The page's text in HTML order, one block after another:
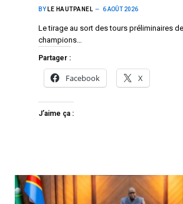
BY LE HAUTPANEL 6 AOÛT 2026
Le tirage au sort des tours préliminaires
champions…
Partager :
Facebook X
J’aime ça :